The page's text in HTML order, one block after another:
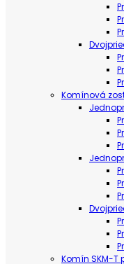
Komínová
Komín SKM-T